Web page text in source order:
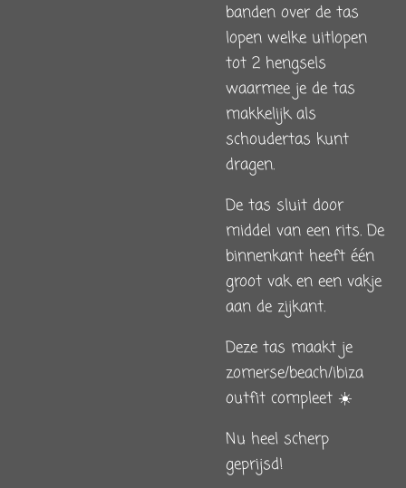
banden over de tas
lopen welke uitlopen
tot 2 hengsels
waarmee je de tas
makkelijk als
schoudertas kunt
dragen.
De tas sluit door
middel van een rits. De
binnenkant heeft één
groot vak en een vakje
aan de zijkant.
Deze tas maakt je
zomerse/beach/ibiza
outfit compleet ☀️
Nu heel scherp
geprijsd!